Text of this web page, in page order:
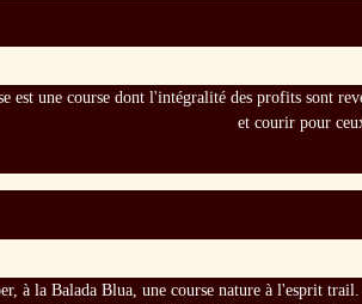
est une course dont l'intégralité des profits sont
et courir pour
à la Balada Blua, une course nature à l'esprit